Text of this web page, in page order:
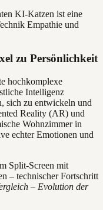
KI-Katzen ist eine
Empathie und
zu Persönlichkeit
hochkomplexe
Intelligenz
sich zu entwickeln und
Reality (AR) und
Wohnzimmer in
echter Emotionen und
– Evolution der